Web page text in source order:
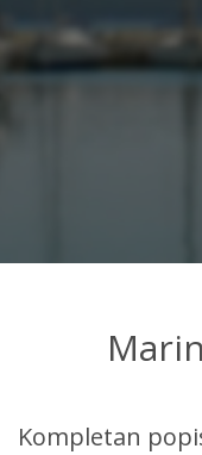
Kompletan